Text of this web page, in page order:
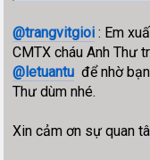
@trangvitgioi : Em
CMTX cháu Anh Thư
@letuantu để nhờ
Thư dùm nhé.
Xin cảm ơn sự quan